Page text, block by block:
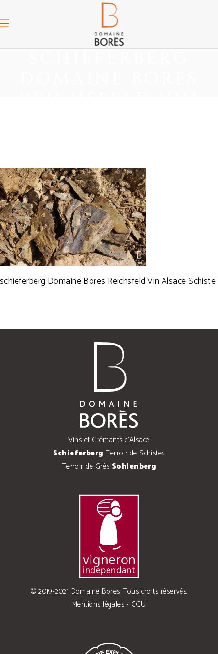
schieferberg Domaine Bores Reichsfeld Vin Alsace Schiste
Vins et Crémants d'Alsace
Schieferberg Terroir de Schistes
Terroir de Grès Sohlenberg
© 2019-2021 Domaine Borès. Tous droits réservés.
Mentions légales - CGU